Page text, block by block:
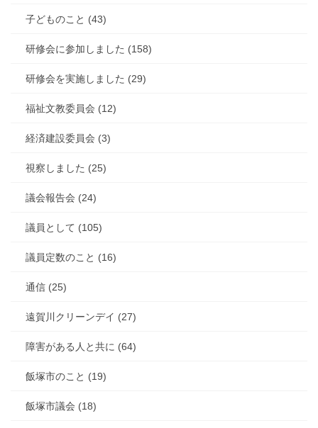
子どものこと (43)
研修会に参加しました (158)
研修会を実施しました (29)
福祉文教委員会 (12)
経済建設委員会 (3)
視察しました (25)
議会報告会 (24)
議員として (105)
議員定数のこと (16)
通信 (25)
遠賀川クリーンデイ (27)
障害がある人と共に (64)
飯塚市のこと (19)
飯塚市議会 (18)